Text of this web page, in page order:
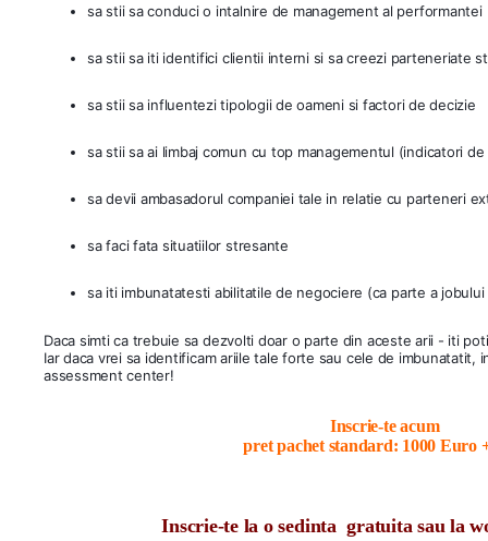
sa stii sa conduci o intalnire de management al performantei
sa stii sa iti identifici clientii interni si sa creezi parteneriate
sa stii sa influentezi tipologii de oameni si factori de decizie
sa stii sa ai limbaj comun cu top managementul (indicatori
sa devii ambasadorul companiei tale in relatie cu parteneri
sa faci fata situatiilor stresante
sa iti imbunatatesti abilitatile de negociere (ca parte a jobului
Daca simti ca trebuie sa dezvolti doar o parte din aceste arii - iti
Iar daca vrei sa identificam ariile tale forte sau cele de imbunatatit,
assessment center!
Inscrie-te acum
pret pachet standard: 1000 Euro
Inscrie-te la o sedinta  gratuita sau la